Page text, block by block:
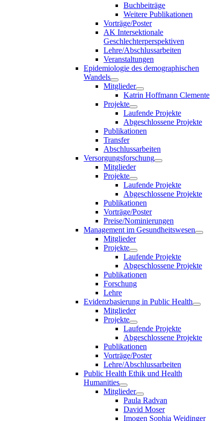
Buchbeiträge
Weitere Publikationen
Vorträge/Poster
AK Intersektionale
Geschlechterperspektiven
Lehre/Abschlussarbeiten
Veranstaltungen
Epidemiologie des demographischen
Wandels
Mitglieder
Katrin Hoffmann Clemente
Projekte
Laufende Projekte
Abgeschlossene Projekte
Publikationen
Transfer
Abschlussarbeiten
Versorgungsforschung
Mitglieder
Projekte
Laufende Projekte
Abgeschlossene Projekte
Publikationen
Vorträge/Poster
Preise/Nominierungen
Management im Gesundheitswesen
Mitglieder
Projekte
Laufende Projekte
Abgeschlossene Projekte
Publikationen
Forschung
Lehre
Evidenzbasierung in Public Health
Mitglieder
Projekte
Laufende Projekte
Abgeschlossene Projekte
Publikationen
Vorträge/Poster
Lehre/Abschlussarbeiten
Public Health Ethik und Health
Humanities
Mitglieder
Paula Radvan
David Moser
Imogen Sophia Weidinger